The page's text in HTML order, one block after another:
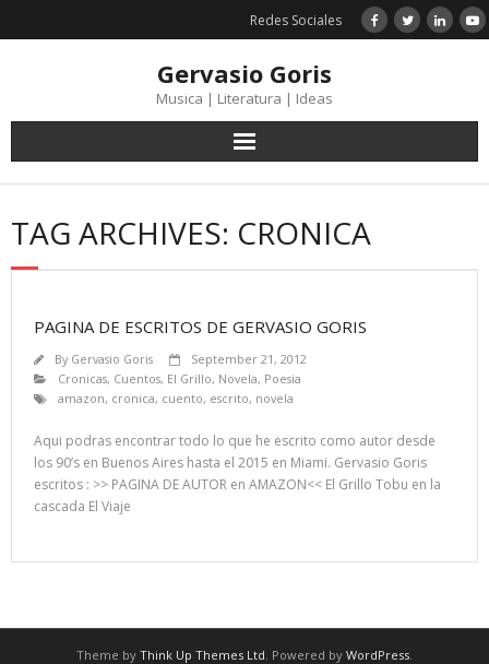
Redes Sociales
Gervasio Goris
Musica | Literatura | Ideas
TAG ARCHIVES: CRONICA
PAGINA DE ESCRITOS DE GERVASIO GORIS
By Gervasio Goris
September 21, 2012
Cronicas, Cuentos, El Grillo, Novela, Poesia
amazon, cronica, cuento, escrito, novela
Aqui podras encontrar todo lo que he escrito como autor desde
los 90’s en Buenos Aires hasta el 2015 en Miami. Gervasio Goris
escritos : >> PAGINA DE AUTOR en AMAZON<< El Grillo Tobu en la
cascada El Viaje
Theme by Think Up Themes Ltd. Powered by WordPress.